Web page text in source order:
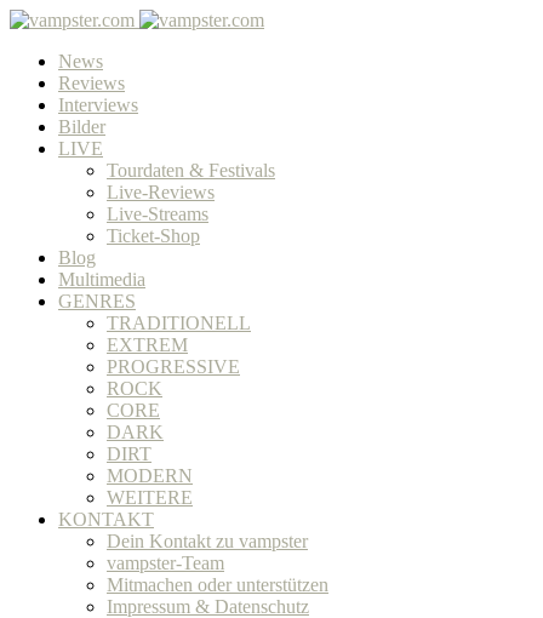
News
Reviews
Interviews
Bilder
LIVE
Tourdaten & Festivals
Live-Reviews
Live-Streams
Ticket-Shop
Blog
Multimedia
GENRES
TRADITIONELL
EXTREM
PROGRESSIVE
ROCK
CORE
DARK
DIRT
MODERN
WEITERE
KONTAKT
Dein Kontakt zu vampster
vampster-Team
Mitmachen oder unterstützen
Impressum & Datenschutz